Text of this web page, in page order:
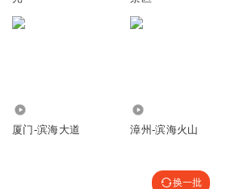
厦门-滨海大道 漳州-滨海火山
换一批